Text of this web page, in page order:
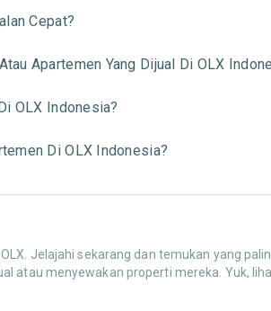
Cepat?
Apartemen Yang Dijual Di OLX
OLX Indonesia?
Di OLX Indonesia?
Jelajahi sekarang dan temukan yang
atau menyewakan properti mereka. Yuk,